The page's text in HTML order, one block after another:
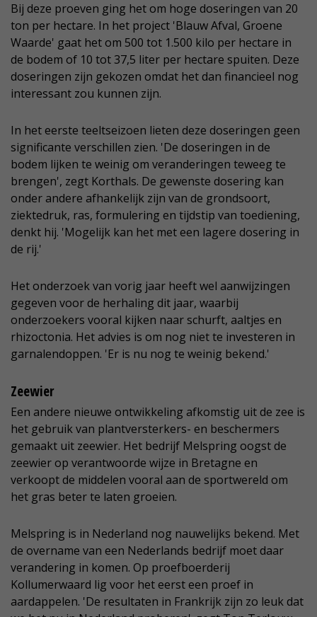
Bij deze proeven ging het om hoge doseringen van 20
ton per hectare. In het project 'Blauw Afval, Groene
Waarde' gaat het om 500 tot 1.500 kilo per hectare in
de bodem of 10 tot 37,5 liter per hectare spuiten. Deze
doseringen zijn gekozen omdat het dan financieel nog
interessant zou kunnen zijn.
In het eerste teeltseizoen lieten deze doseringen geen
significante verschillen zien. 'De doseringen in de
bodem lijken te weinig om veranderingen teweeg te
brengen', zegt Korthals. De gewenste dosering kan
onder andere afhankelijk zijn van de grondsoort,
ziektedruk, ras, formulering en tijdstip van toediening,
denkt hij. 'Mogelijk kan het met een lagere dosering in
de rij.'
Het onderzoek van vorig jaar heeft wel aanwijzingen
gegeven voor de herhaling dit jaar, waarbij
onderzoekers vooral kijken naar schurft, aaltjes en
rhizoctonia. Het advies is om nog niet te investeren in
garnalendoppen. 'Er is nu nog te weinig bekend.'
Zeewier
Een andere nieuwe ontwikkeling afkomstig uit de zee is
het gebruik van plantversterkers- en beschermers
gemaakt uit zeewier. Het bedrijf Melspring oogst de
zeewier op verantwoorde wijze in Bretagne en
verkoopt de middelen vooral aan de sportwereld om
het gras beter te laten groeien.
Melspring is in Nederland nog nauwelijks bekend. Met
de overname van een Nederlands bedrijf moet daar
verandering in komen. Op proefboerderij
Kollumerwaard lig voor het eerst een proef in
aardappelen. 'De resultaten in Frankrijk zijn zo leuk dat